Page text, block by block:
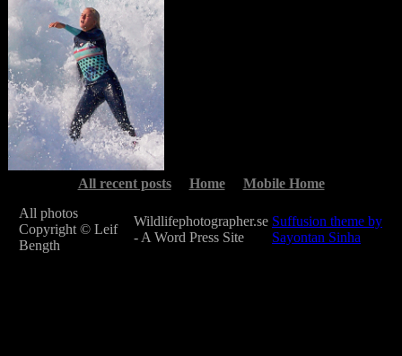
All recent posts Home
Mobile Home
All photos
Copyright © Leif
Bength
Wildlifephotographer.se
- A Word Press Site
Suffusion theme by
Sayontan Sinha